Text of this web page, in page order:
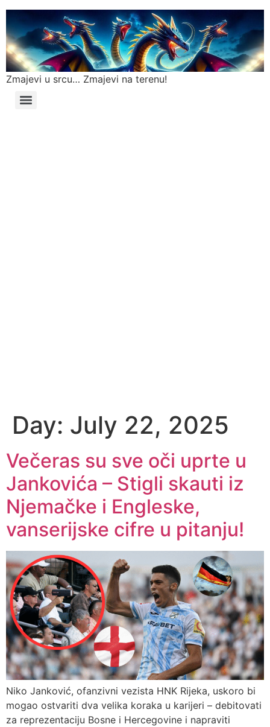
Zmajevi u srcu… Zmajevi na terenu!
Day: July 22, 2025
Večeras su sve oči uprte u
Jankovića – Stigli skauti iz
Njemačke i Engleske,
vanserijske cifre u pitanju!
Niko Janković, ofanzivni vezista HNK Rijeka, uskoro bi
mogao ostvariti dva velika koraka u karijeri – debitovati
za reprezentaciju Bosne i Hercegovine i napraviti